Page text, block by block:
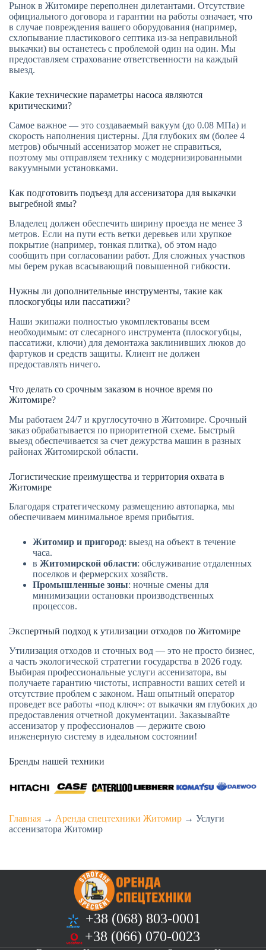
Рынок в Житомире переполнен дилетантами. Отсутствие
официального договора и гарантии на работы означает, что
в случае повреждения вашего оборудования (например,
схлопывание пластикового септика из-за неправильной
выкачки) вы останетесь с проблемой один на один. Мы
предоставляем страхование ответственности на каждый
выезд.
Какие технические параметры насоса являются
критическими?
Самое важное — это создаваемый вакуум (до 0.08 МПа) и
скорость наполнения цистерны. Для глубоких ям (более 4
метров) обычный ассенизатор может не справиться,
поэтому мы отправляем технику с модернизированными
вакуумными установками.
Как подготовить подъезд для ассенизатора для выкачки
выгребной ямы?
Владелец должен обеспечить ширину проезда не менее 3
метров. Если на пути есть ветки деревьев или хрупкое
покрытие (например, тонкая плитка), об этом надо
сообщить при согласовании работ. Для сложных участков
мы берем рукав всасывающий повышенной гибкости.
Нужны ли дополнительные инструменты, такие как
плоскогубцы или пассатижи?
Наши экипажи полностью укомплектованы всем
необходимым: от слесарного инструмента (плоскогубцы,
пассатижи, ключи) для демонтажа заклинивших люков до
фартуков и средств защиты. Клиент не должен
предоставлять ничего.
Что делать со срочным заказом в ночное время по
Житомире?
Мы работаем 24/7 и круглосуточно в Житомире. Срочный
заказ обрабатывается по приоритетной схеме. Быстрый
выезд обеспечивается за счет дежурства машин в разных
районах Житомирской области.
Логистические преимущества и территория охвата в
Житомире
Благодаря стратегическому размещению автопарка, мы
обеспечиваем минимальное время прибытия.
Житомир и пригород: выезд на объект в течение
часа.
в Житомирской области: обслуживание отдаленных
поселков и фермерских хозяйств.
Промышленные зоны: ночные смены для
минимизации остановки производственных
процессов.
Экспертный подход к утилизации отходов по Житомире
Утилизация отходов и сточных вод — это не просто бизнес,
а часть экологической стратегии государства в 2026 году.
Выбирая профессиональные услуги ассенизатора, вы
получаете гарантию чистоты, исправности ваших сетей и
отсутствие проблем с законом. Наш опытный оператор
проведет все работы «под ключ»: от выкачки ям глубоких до
предоставления отчетной документации. Заказывайте
ассенизатор у профессионалов — держите свою
инженерную систему в идеальном состоянии!
Бренды нашей техники
Главная → Аренда спецтехники Житомир → Услуги
ассенизатора Житомир
+38 (068) 803-0001
+38 (066) 070-0023